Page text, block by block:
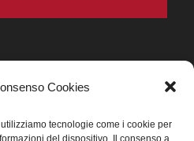
Cookies
tecnologie come i cookie per
del dispositivo. Il consenso a
ITALIA.
dei prodotti DOP IGP